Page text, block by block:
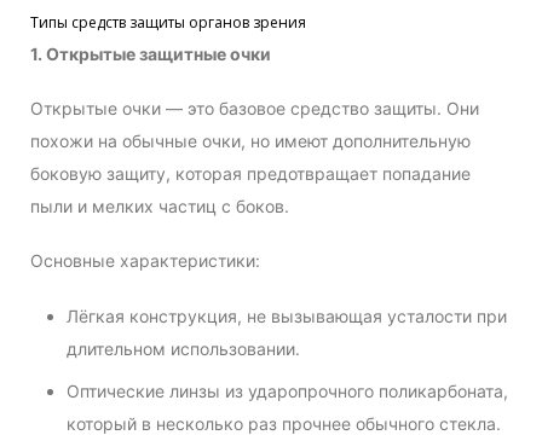
Типы средств защиты органов зрения
1. Открытые защитные очки
Открытые очки — это базовое средство защиты. Они
похожи на обычные очки, но имеют дополнительную
боковую защиту, которая предотвращает попадание
пыли и мелких частиц с боков.
Основные характеристики:
Лёгкая конструкция, не вызывающая усталости при
длительном использовании.
Оптические линзы из ударопрочного поликарбоната,
который в несколько раз прочнее обычного стекла.